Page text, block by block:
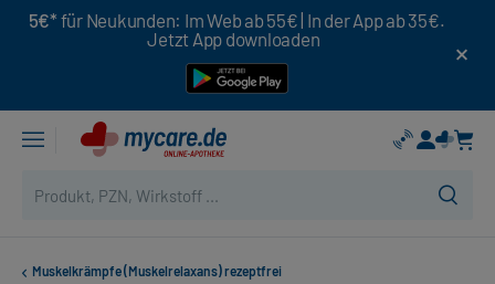
5€* für Neukunden: Im Web ab 55€ | In der App ab 35€.
Jetzt App downloaden
Muskelkrämpfe (Muskelrelaxans) rezeptfrei